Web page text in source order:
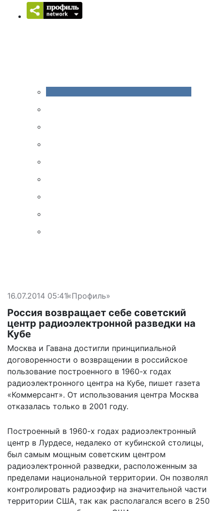
16.07.2014 05:41«Профиль»
Россия возвращает себе советский
центр радиоэлектронной разведки на
Кубе
Москва и Гавана достигли принципиальной
договоренности о возвращении в российское
пользование построенного в 1960-х годах
радиоэлектронного центра на Кубе, пишет газета
«Коммерсант». От использования центра Москва
отказалась только в 2001 году.
Построенный в 1960-х годах радиоэлектронный
центр в Лурдесе, недалеко от кубинской столицы,
был самым мощным советским центром
радиоэлектронной разведки, расположенным за
пределами национальной территории. Он позволял
контролировать радиоэфир на значительной части
территории США, так как располагался всего в 250